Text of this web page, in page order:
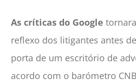
As críticas do Google
reflexo dos litigantes antes
porta de um escritório de
acordo com o barómetro